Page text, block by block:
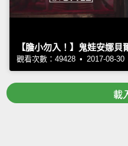
【膽小勿入！】鬼娃安娜貝
觀看次數：49428 • 2017-08-30
載